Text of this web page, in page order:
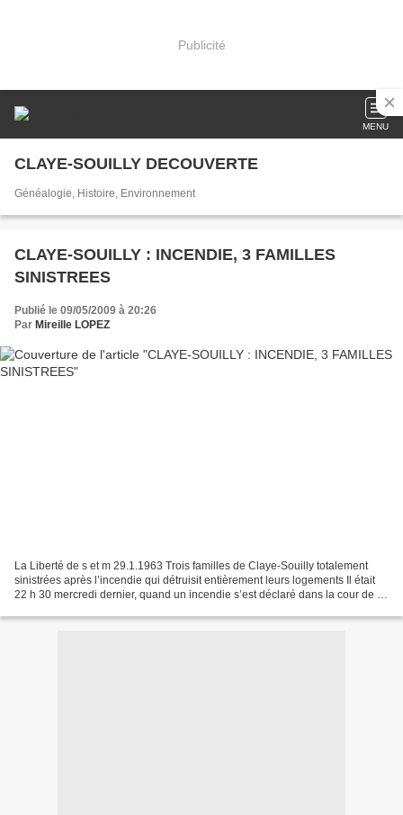
Publicité
MENU
CLAYE-SOUILLY DECOUVERTE
Généalogie, Histoire, Environnement
CLAYE-SOUILLY : INCENDIE, 3 FAMILLES
SINISTREES
Publié le 09/05/2009 à 20:26
Par Mireille LOPEZ
La Liberté de s et m 29.1.1963 Trois familles de Claye-Souilly totalement
sinistrées après l’incendie qui détruisit entièrement leurs logements Il était
22 h 30 mercredi dernier, quand un incendie s’est déclaré dans la cour de la